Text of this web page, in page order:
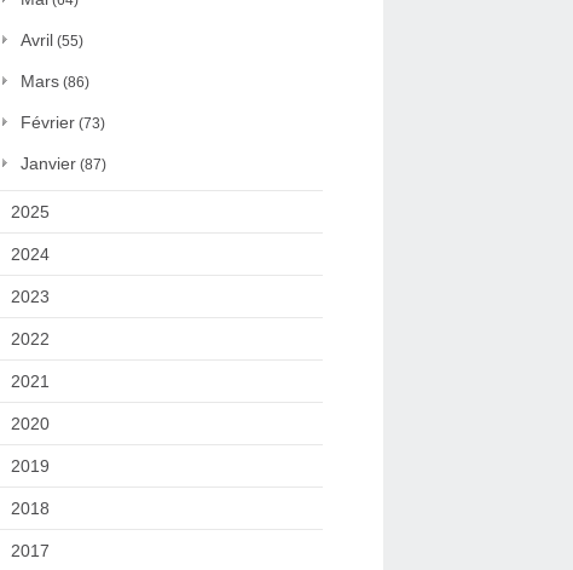
Avril (55)
Mars (86)
Février (73)
Janvier (87)
2025
2024
2023
2022
2021
2020
2019
2018
2017